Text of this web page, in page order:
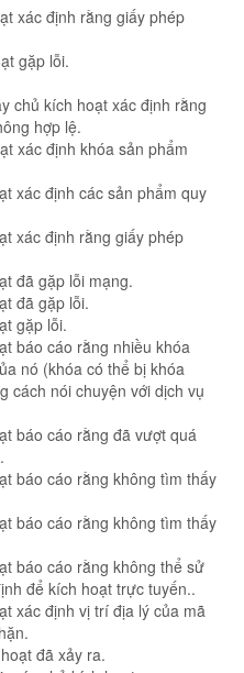
xác định rằng giấy phép
gặp lỗi.
chủ kích hoạt xác định rằng
hợp lệ.
xác định khóa sản phẩm
xác định các sản phẩm quy
xác định rằng giấy phép
đã gặp lỗi mạng.
đã gặp lỗi.
gặp lỗi.
báo cáo rằng nhiều khóa
nó (khóa có thể bị khóa
cách nói chuyện với dịch vụ
báo cáo rằng đã vượt quá
báo cáo rằng không tìm thấy
báo cáo rằng không tìm thấy
báo cáo rằng không thể sử
để kích hoạt trực tuyến..
xác định vị trí địa lý của mã
đã xảy ra.